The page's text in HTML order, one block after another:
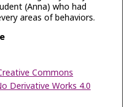
(Anna) who had
areas of behaviors.
Commons
Derivative Works 4.0